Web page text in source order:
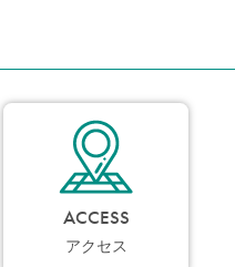
ACCESS
アクセス